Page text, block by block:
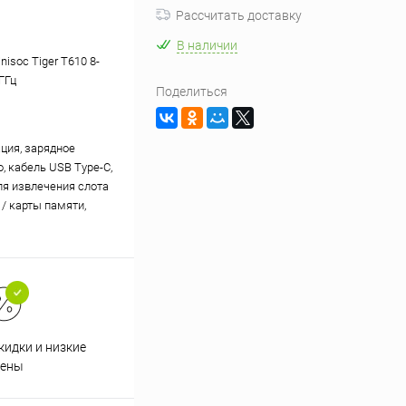
Tiger T610 8-
зарядное
кабель USB Type-C,
извлечения слота
карты памяти,
и низкие
Рассчитать доставку
В наличии
Поделиться